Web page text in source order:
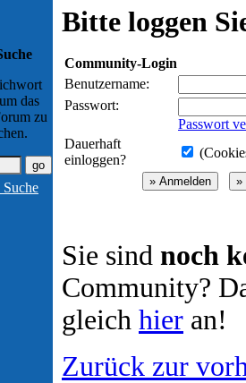
das
zu
Bitte loggen
Community-Login
Benutzername:
Passwort:
Passwort
Dauerhaft
einloggen?
Sie sind noch
Community?
gleich hier an!
Zurück zur